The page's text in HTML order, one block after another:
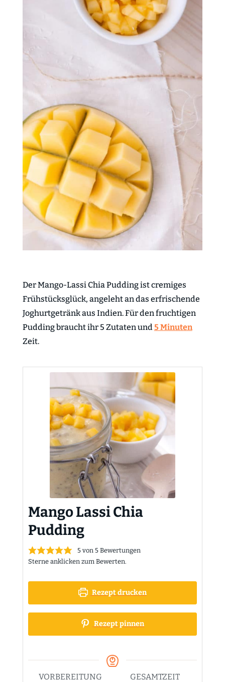
Der Mango-Lassi Chia Pudding ist cremiges
Frühstücksglück, angeleht an das erfrischende
Joghurtgetränk aus Indien. Für den fruchtigen
Pudding braucht ihr 5 Zutaten und5 Minuten
Zeit.
Mango Lassi Chia
Pudding
5von 5Bewertungen
Sterne anklicken zum Bewerten.
Rezept drucken
Rezept pinnen
VORBEREITUNG
GESAMTZEIT